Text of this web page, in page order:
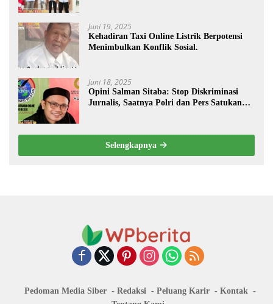
Juni 19, 2025
Kehadiran Taxi Online Listrik Berpotensi
Menimbulkan Konflik Sosial.
Juni 18, 2025
Opini Salman Sitaba: Stop Diskriminasi
Jurnalis, Saatnya Polri dan Pers Satukan
Selengkapnya
Pedoman Media Siber Redaksi Peluang Karir
Kontak